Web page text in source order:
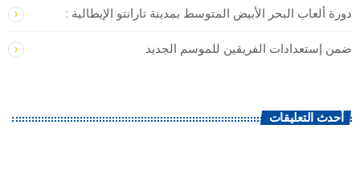
دورة ألعاب البحر الأبيض المتوسط بمدينة تارانتو الإيطالية :
ضمن إستعدادات الفريقين للموسم الجديد
أحدث التعليقات